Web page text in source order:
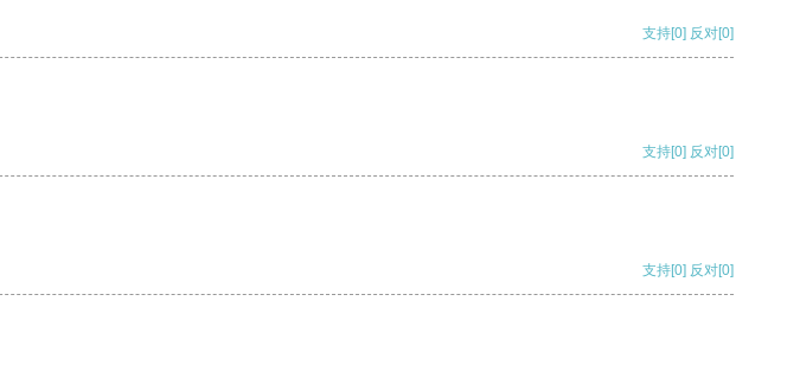
支持[0] 反对[0]
支持[0] 反对[0]
支持[0] 反对[0]